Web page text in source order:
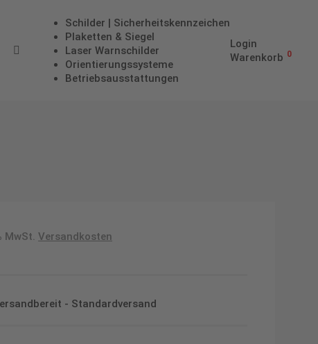
Schilder | Sicherheitskennzeichen
Plaketten & Siegel
Laser Warnschilder
Orientierungssysteme
Betriebs­aus­stattungen
Login
Warenkorb 0
MwSt.Versandkosten
- Standardversand